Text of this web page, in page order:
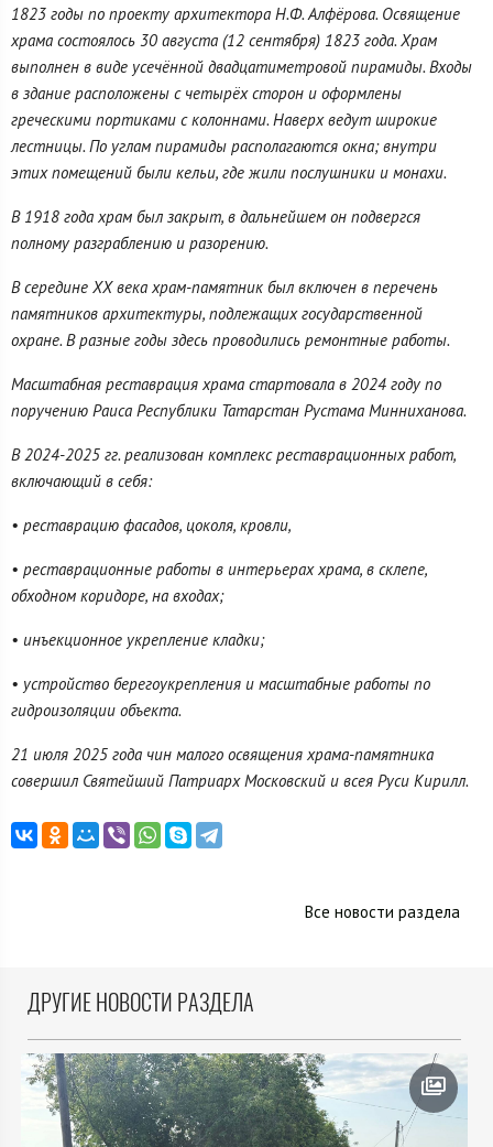
1823 годы по проекту архитектора Н.Ф. Алфёрова. Освящение
храма состоялось 30 августа (12 сентября) 1823 года. Храм
выполнен в виде усечённой двадцатиметровой пирамиды. Входы
в здание расположены с четырёх сторон и оформлены
греческими портиками с колоннами. Наверх ведут широкие
лестницы. По углам пирамиды располагаются окна; внутри
этих помещений были кельи, где жили послушники и монахи.
В 1918 года храм был закрыт, в дальнейшем он подвергся
полному разграблению и разорению.
В середине XX века храм-памятник был включен в перечень
памятников архитектуры, подлежащих государственной
охране. В разные годы здесь проводились ремонтные работы.
Масштабная реставрация храма стартовала в 2024 году по
поручению Раиса Республики Татарстан Рустама Минниханова.
В 2024-2025 гг. реализован комплекс реставрационных работ,
включающий в себя:
• реставрацию фасадов, цоколя, кровли,
• реставрационные работы в интерьерах храма, в склепе,
обходном коридоре, на входах;
• инъекционное укрепление кладки;
• устройство берегоукрепления и масштабные работы по
гидроизоляции объекта.
21 июля 2025 года чин малого освящения храма-памятника
совершил Святейший Патриарх Московский и всея Руси Кирилл.
Все новости раздела
ДРУГИЕ НОВОСТИ РАЗДЕЛА